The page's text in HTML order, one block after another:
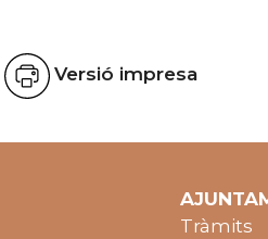
Versió impresa
Tràmits